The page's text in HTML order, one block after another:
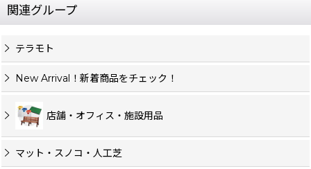
関連グループ
テラモト
New Arrival！新着商品をチェック！
店舗・オフィス・施設用品
マット・スノコ・人工芝